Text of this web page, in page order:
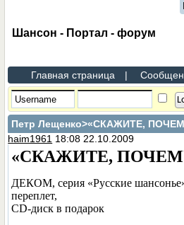
Шансон - Портал - форум
Главная страница |
Петр Лещенко>«СКАЖИТЕ,
haim1961 18:08 22.10.2009
«СКАЖИТЕ,
ДЕКОМ, серия «Русские
переплет,
CD-диск в подарок